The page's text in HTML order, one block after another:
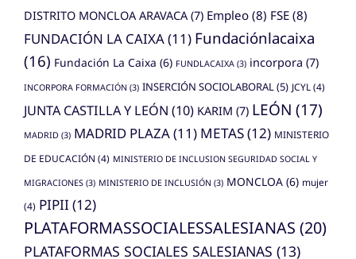
DISTRITO MONCLOA ARAVACA (7) Empleo (8) FSE (8)
FUNDACIÓN LA CAIXA(11) Fundaciónlacaixa
(16) Fundación La Caixa (6) FUNDLACAIXA (3) incorpora (7)
INCORPORA FORMACIÓN (3) INSERCIÓN SOCIOLABORAL (5) JCYL (4)
JUNTA CASTILLA Y LEÓN (10) KARIM (7) LEÓN (17)
MADRID (3) MADRID PLAZA(11) METAS(12) MINISTERIO
DE EDUCACIÓN (4) MINISTERIO DE INCLUSION SEGURIDAD SOCIAL Y
MIGRACIONES (3) MINISTERIO DE INCLUSIÓN (3) MONCLOA (6) mujer
(4) PIPII (12)
PLATAFORMASSOCIALESSALESIANAS (20)
PLATAFORMAS SOCIALES SALESIANAS (13)